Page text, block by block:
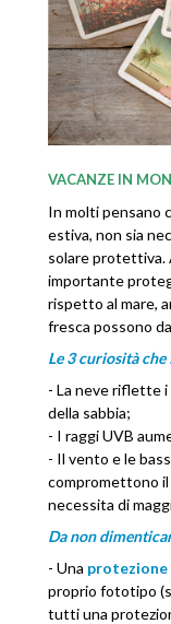
VACANZE IN
In molti pensano
estiva, non sia
solare protettiva.
importante
rispetto al mare,
fresca possono
Le 3 curiosità
- La neve riflette
della sabbia;
- I raggi UVB
- Il vento e le
compromettono il
necessita di
Da non
- Una protezione
proprio fototipo
tutti una